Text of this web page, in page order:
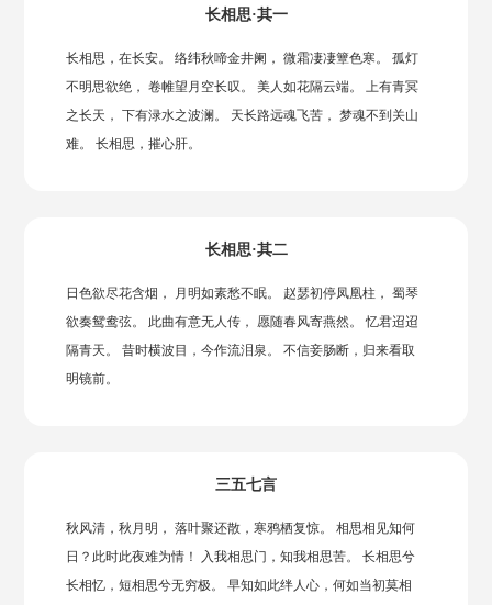
长相思·其一
长相思，在长安。 络纬秋啼金井阑， 微霜凄凄簟色寒。 孤灯
不明思欲绝， 卷帷望月空长叹。 美人如花隔云端。 上有青冥
之长天， 下有渌水之波澜。 天长路远魂飞苦， 梦魂不到关山
难。 长相思，摧心肝。
长相思·其二
日色欲尽花含烟， 月明如素愁不眠。 赵瑟初停凤凰柱， 蜀琴
欲奏鸳鸯弦。 此曲有意无人传， 愿随春风寄燕然。 忆君迢迢
隔青天。 昔时横波目，今作流泪泉。 不信妾肠断，归来看取
明镜前。
三五七言
秋风清，秋月明， 落叶聚还散，寒鸦栖复惊。 相思相见知何
日？此时此夜难为情！ 入我相思门，知我相思苦。 长相思兮
长相忆，短相思兮无穷极。 早知如此绊人心，何如当初莫相